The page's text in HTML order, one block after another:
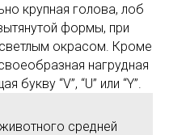
крупная голова, лоб
формы, при
окрасом. Кроме
нагрудная
“V”, “U” или “Y”.
средней